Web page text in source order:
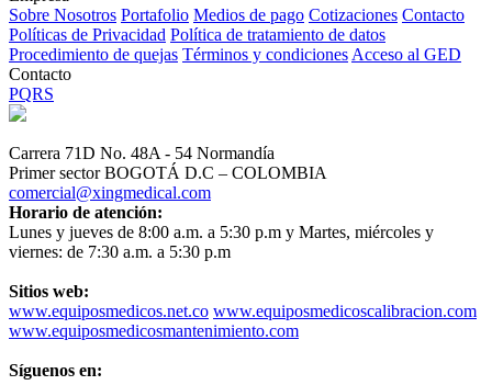
Sobre Nosotros Portafolio Medios de pago Cotizaciones Contacto
Políticas de Privacidad Política de tratamiento de datos
Procedimiento de quejas Términos y condiciones Acceso al GED
Contacto
PQRS
Carrera 71D No. 48A - 54 Normandía
Primer sector BOGOTÁ D.C – COLOMBIA
comercial@xingmedical.com
Horario de atención:
Lunes y jueves de 8:00 a.m. a 5:30 p.m y Martes, miércoles y
viernes: de 7:30 a.m. a 5:30 p.m
Sitios web:
www.equiposmedicos.net.co www.equiposmedicoscalibracion.com
www.equiposmedicosmantenimiento.com
Síguenos en: